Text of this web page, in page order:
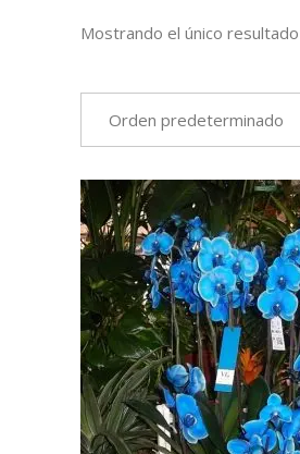
Mostrando el único resultado
Orden predeterminado
LEER MÁS